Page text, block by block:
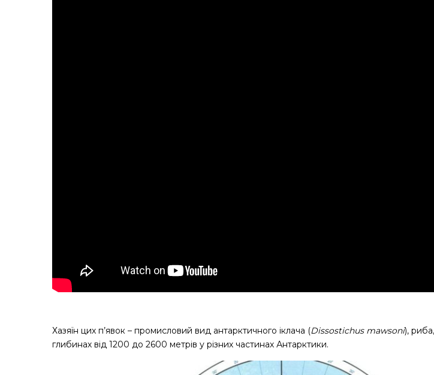
Хазяїн цих п’явок – промисловий вид антарктичного іклача (Dissostichus mawsoni),
глибинах від 1200 до 2600 метрів у різних частинах Антарктики.